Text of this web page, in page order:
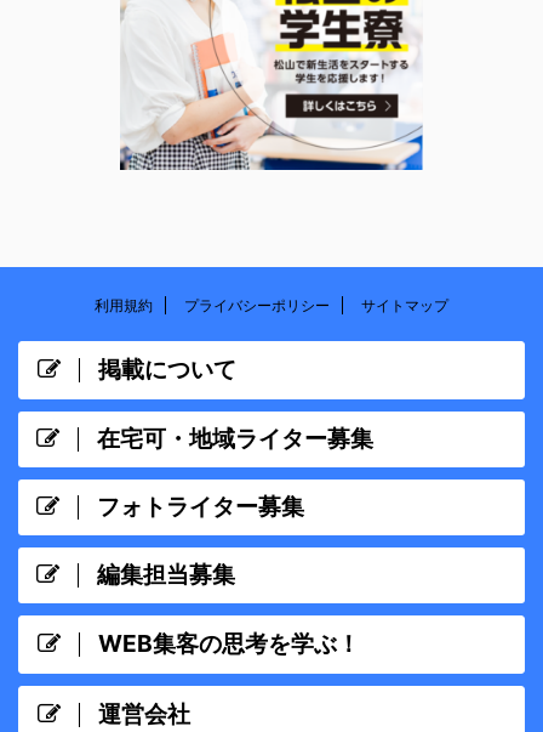
利用規約 プライバシーポリシー サイトマップ
掲載について
在宅可・地域ライター募集
フォトライター募集
編集担当募集
WEB集客の思考を学ぶ！
運営会社